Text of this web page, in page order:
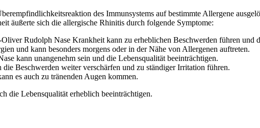
des Immunsystems auf bestimmte Allergene
äußerte sich die allergische Rhinitis durch folgende Symptome:
Rudolph Nase Krankheit kann zu erheblichen Beschwerden führen und
und kann besonders morgens oder in der Nähe von Allergenen auftreten.
kann unangenehm sein und die Lebensqualität beeinträchtigen.
die Beschwerden weiter verschärfen und zu ständiger Irritation führen.
es auch zu tränenden Augen kommen.
die Lebensqualität erheblich beeinträchtigen.